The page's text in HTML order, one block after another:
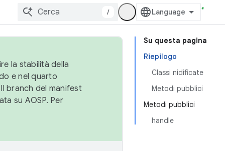
/
Su questa pagina
Riepilogo
Classi nidificate
Metodi pubblici
Metodi pubblici
handle
la stabilità della
e nel quarto
Il branch del manifest
su AOSP. Per